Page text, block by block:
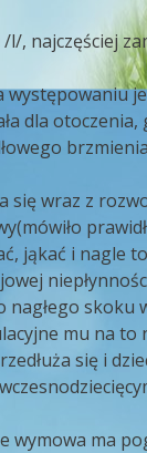
l/, najczęściej
występowaniu
dla
się wraz z
jąkać i nagle
skoku
mu na to
się i
ma